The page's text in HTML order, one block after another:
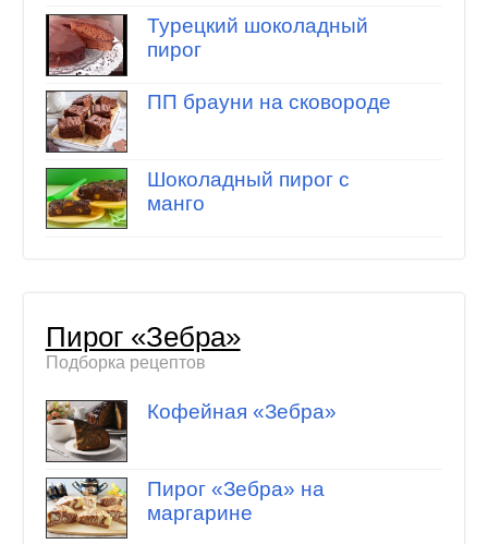
Турецкий шоколадный
пирог
ПП брауни на сковороде
Шоколадный пирог с
манго
Пирог «Зебра»
Подборка рецептов
Кофейная «Зебра»
Пирог «Зебра» на
маргарине